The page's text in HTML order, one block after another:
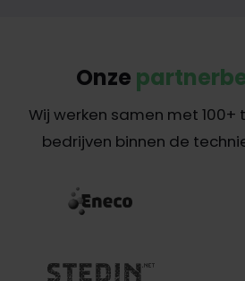
Onze
Wij werken samen met
bedrijven binnen de